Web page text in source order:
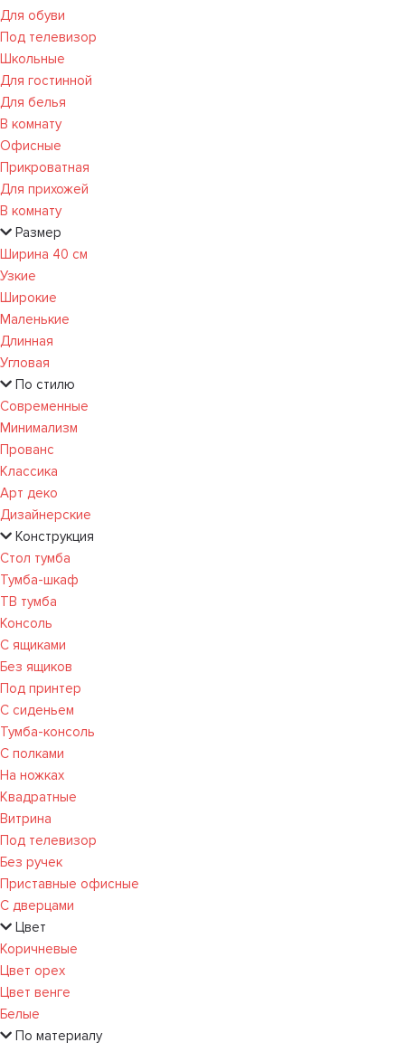
Для обуви
Под телевизор
Школьные
Для гостинной
Для белья
В комнату
Офисные
Прикроватная
Для прихожей
В комнату
Размер
Ширина 40 см
Узкие
Широкие
Маленькие
Длинная
Угловая
По стилю
Современные
Минимализм
Прованс
Классика
Арт деко
Дизайнерские
Конструкция
Стол тумба
Тумба-шкаф
ТВ тумба
Консоль
С ящиками
Без ящиков
Под принтер
С сиденьем
Тумба-консоль
С полками
На ножках
Квадратные
Витрина
Под телевизор
Без ручек
Приставные офисные
С дверцами
Цвет
Коричневые
Цвет орех
Цвет венге
Белые
По материалу